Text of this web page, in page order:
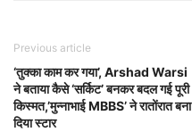
Previous article
‘तुक्का काम कर गया’, Arshad Warsi
ने बताया कैसे ‘सर्किट’ बनकर बदल गई पूरी
किस्मत,’मुन्नाभाई MBBS’ ने रातोंरात बना
दिया स्टार